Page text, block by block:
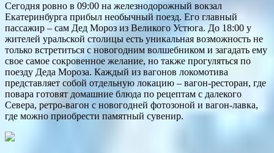
Сегодня ровно в 09:00 на железнодорожный вокзал
Екатеринбурга прибыл необычный поезд. Его главный
пассажир – сам Дед Мороз из Великого Устюга. До 18:00 у
жителей уральской столицы есть уникальная возможность не
только встретиться с новогодним волшебником и загадать ему
свое самое сокровенное желание, но также прогуляться по
поезду Деда Мороза. Каждый из вагонов локомотива
представляет собой отдельную локацию – вагон-ресторан, где
повара готовят домашние блюда по рецептам с далекого
Севера, ретро-вагон с новогодней фотозоной и вагон-лавка,
где можно приобрести памятный сувенир.